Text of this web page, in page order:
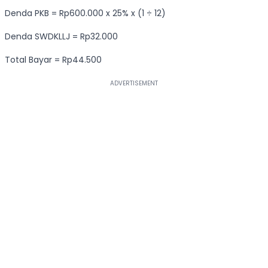
Denda PKB = Rp600.000 x 25% x (1 ÷ 12)
Denda SWDKLLJ = Rp32.000
Total Bayar = Rp44.500